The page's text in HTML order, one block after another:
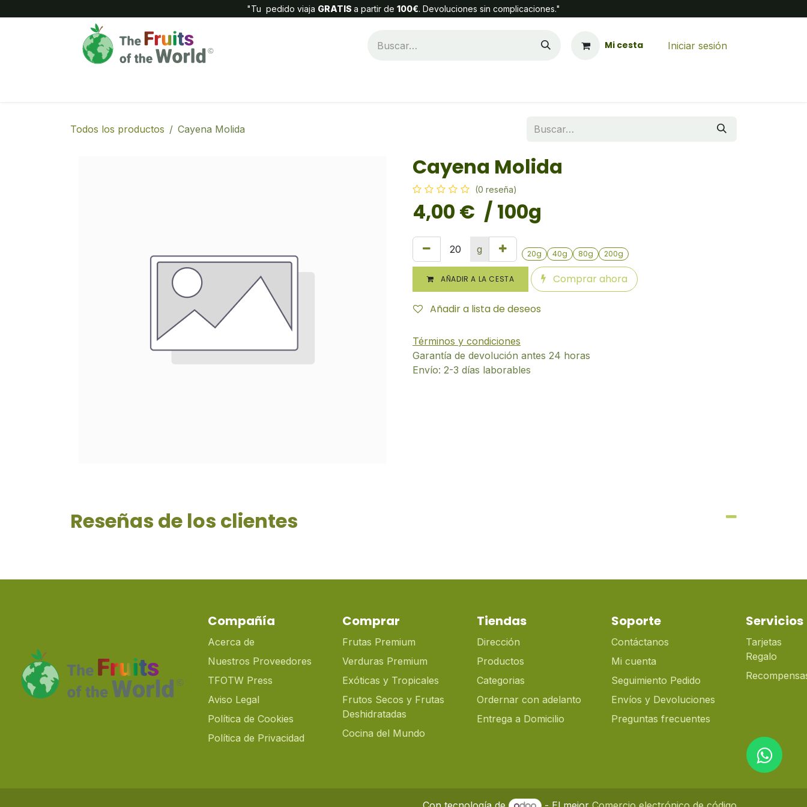
"Tu pedido viaja GRATIS a partir de 100€. Devoluciones sin complicaciones."
Mi cesta Iniciar sesión
Todos los productos Cayena Molida
Cayena Molida
(0 reseña)
4,00 € / 100g
g 20g 40g 80g 200g
AÑADIR A LA CESTA Comprar ahora
Añadir a lista de deseos
Términos y condiciones
Garantía de devolución antes 24 horas
Envío: 2-3 días laborables
Reseñas de los clientes
Compañía
Acerca de
Nuestros Proveedores
TFOTW Press
Aviso Legal
Política de Cookies
Política de Privacidad
Tiendas
Dirección
Productos
Categorias
Ordernar con adelanto
Entrega a Domicilio
Comprar
Frutas Premium
Verduras Premium
Exóticas y Tropicales
Frutos Secos y Frutas
Deshidratadas
Cocina del Mundo
Soporte
Contáctanos
Mi cuenta
Seguimiento Pedido
Envíos y Devoluciones
Preguntas frecuentes
Servicios
Tarjetas
Regalo